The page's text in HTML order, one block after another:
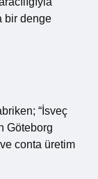
bir denge
“İsveç
Göteborg
conta üretim